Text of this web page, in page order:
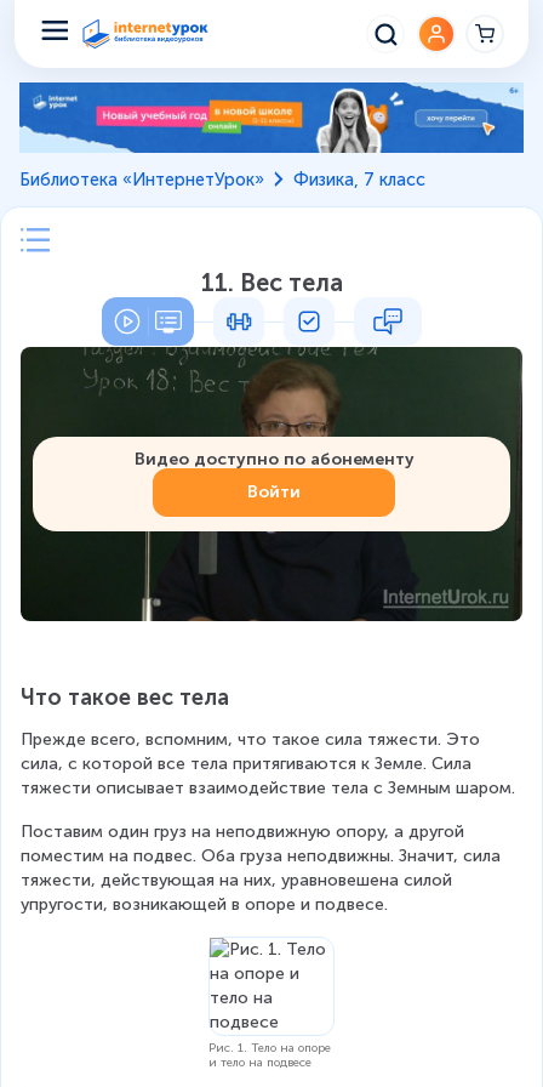
Библиотека «ИнтернетУрок» Физика, 7 класс
11. Вес тела
Видео доступно по абонементу
Войти
Что такое вес тела
Прежде всего, вспомним, что такое сила тяжести. Это
сила, с которой все тела притягиваются к Земле. Сила
тяжести описывает взаимодействие тела с Земным шаром.
Поставим один груз на неподвижную опору, а другой
поместим на подвес. Оба груза неподвижны. Значит, сила
тяжести, действующая на них, уравновешена силой
упругости, возникающей в опоре и подвесе.
Рис. 1. Тело на опоре
и тело на подвесе